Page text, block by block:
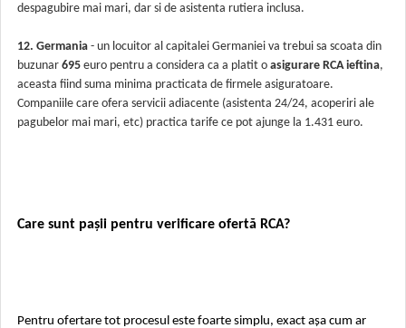
despagubire mai mari, dar si de asistenta rutiera inclusa.
12. Germania- un locuitor al capitalei Germaniei va trebui sa scoata din
buzunar 695euro pentru a considera ca a platit o asigurare RCA ieftina,
aceasta fiind suma minima practicata de firmele asiguratoare.
Companiile care ofera servicii adiacente (asistenta 24/24, acoperiri ale
pagubelor mai mari, etc) practica tarife ce pot ajunge la 1.431 euro.
Care sunt pașii pentru verificare ofertă RCA?
Pentru ofertare tot procesul este foarte simplu, exact așa cum ar